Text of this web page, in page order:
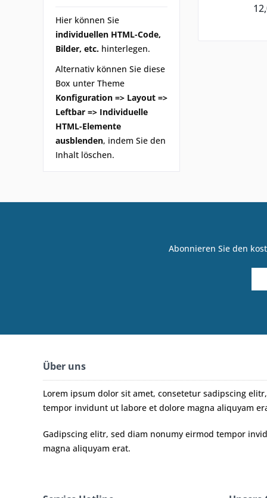
Hier können Sie
individuellen HTML-Code,
Bilder, etc. hinterlegen.
Alternativ können Sie diese
Box unter Theme
Konfiguration => Layout =>
Leftbar => Individuelle
HTML-Elemente
ausblenden, indem Sie den
Inhalt löschen.
Abonnieren Sie den
Über uns
Lorem ipsum dolor sit amet, consetetur sadipscing
tempor invidunt ut labore et dolore magna aliquyam
Gadipscing elitr, sed diam nonumy eirmod tempor
magna aliquyam erat.